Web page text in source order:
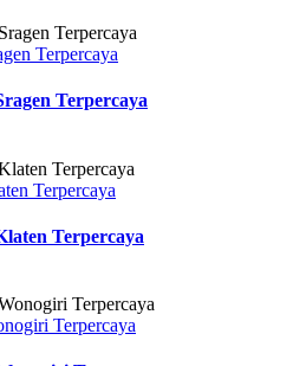
Terpercaya
Terpercaya
Terpercaya
Terpercaya
Terpercaya